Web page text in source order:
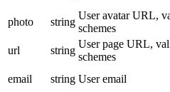
photo
string
User avatar URL,
schemes
url
string
User page URL,
schemes
email
string User email